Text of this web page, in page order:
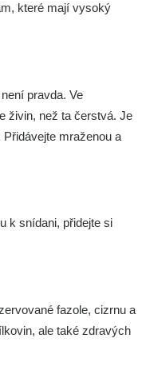
které mají vysoký
pravda. Ve
živin, než ta čerstvá. Je
mraženou a
k snídani, přidejte si
fazole, cizrnu a
ale také zdravých